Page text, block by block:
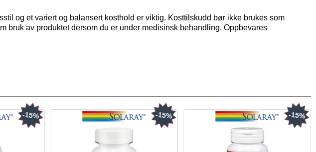
og et variert og balansert kosthold er viktig. Kosttilskudd bør ikke brukes som
bruk av produktet dersom du er under medisinsk behandling. Oppbevares
-15% -15% -15%